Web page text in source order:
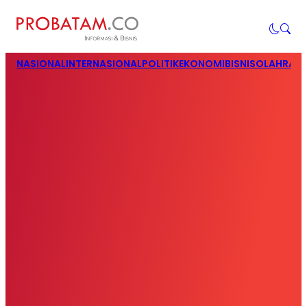
NASIONALINTERNASIONALPOLITIKEKONOMIBISNIS